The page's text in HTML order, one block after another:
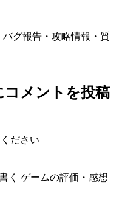
バグ報告・攻略情報・質
コメントを投稿
ださい
く ゲームの評価・感想